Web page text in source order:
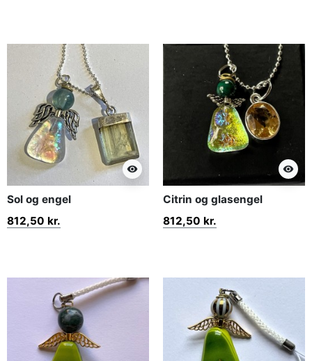
visibility
Sol og engel
812,50 kr.
visibility
Citrin og glasengel
812,50 kr.